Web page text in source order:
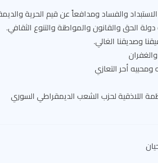
والفساد ومدافعاً عن قيم الحرية
الحق والقانون والمواطنة والتنوع الثقافي.
وصديقنا الغالي.
أحر التعازي
الشعب الديمقراطي السوري